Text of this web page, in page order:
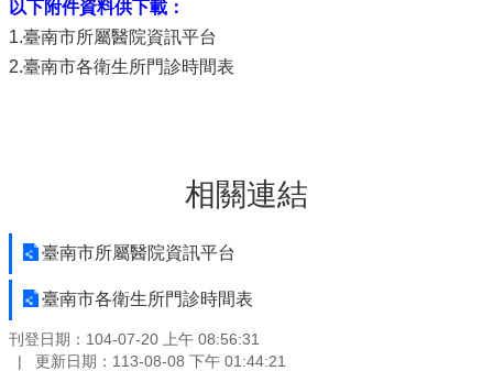
以下附件資料供下載：
1.臺南市所屬醫院資訊平台
2.臺南市各衛生所門診時間表
相關連結
臺南市所屬醫院資訊平台
臺南市各衛生所門診時間表
刊登日期：104-07-20 上午 08:56:31
更新日期：113-08-08 下午 01:44:21